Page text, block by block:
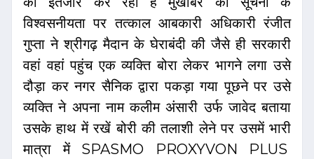
विश्वसनीयता पर तत्काल आबकारी अधिकारी रंजीत
गुप्ता ने श्रीगढ़ मैदान के घेराबंदी की जैसे ही सरकारी
वहां वहां पहुंच एक व्यक्ति बोरा लेकर भागने लगा उसे
दौड़ा कर नगर सैनिक द्वारा पकड़ा गया पूछने पर उसे
व्यक्ति ने अपना नाम कलीम अंसारी उर्फ जावेद बताया
उसके हाथ में रखें बोरी की तलाशी लेने पर उसमें भारी
मात्रा में SPASMO PROXYVON PLUS